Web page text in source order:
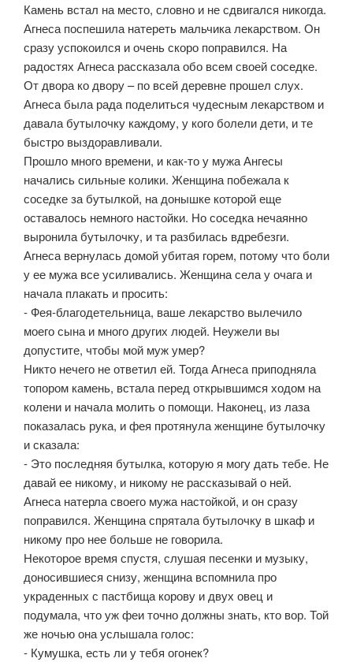
Камень встал на место, словно и не сдвигался никогда.
Агнеса поспешила натереть мальчика лекарством. Он
сразу успокоился и очень скоро поправился. На
радостях Агнеса рассказала обо всем своей соседке.
От двора ко двору – по всей деревне прошел слух.
Агнеса была рада поделиться чудесным лекарством и
давала бутылочку каждому, у кого болели дети, и те
быстро выздоравливали.
Прошло много времени, и как-то у мужа Ангесы
начались сильные колики. Женщина побежала к
соседке за бутылкой, на донышке которой еще
оставалось немного настойки. Но соседка нечаянно
выронила бутылочку, и та разбилась вдребезги.
Агнеса вернулась домой убитая горем, потому что боли
у ее мужа все усиливались. Женщина села у очага и
начала плакать и просить:
- Фея-благодетельница, ваше лекарство вылечило
моего сына и много других людей. Неужели вы
допустите, чтобы мой муж умер?
Никто нечего не ответил ей. Тогда Агнеса приподняла
топором камень, встала перед открывшимся ходом на
колени и начала молить о помощи. Наконец, из лаза
показалась рука, и фея протянула женщине бутылочку
и сказала:
- Это последняя бутылка, которую я могу дать тебе. Не
давай ее никому, и никому не рассказывай о ней.
Агнеса натерла своего мужа настойкой, и он сразу
поправился. Женщина спрятала бутылочку в шкаф и
никому про нее больше не говорила.
Некоторое время спустя, слушая песенки и музыку,
доносившиеся снизу, женщина вспомнила про
украденных с пастбища корову и двух овец и
подумала, что уж феи точно должны знать, кто вор. Той
же ночью она услышала голос:
- Кумушка, есть ли у тебя огонек?